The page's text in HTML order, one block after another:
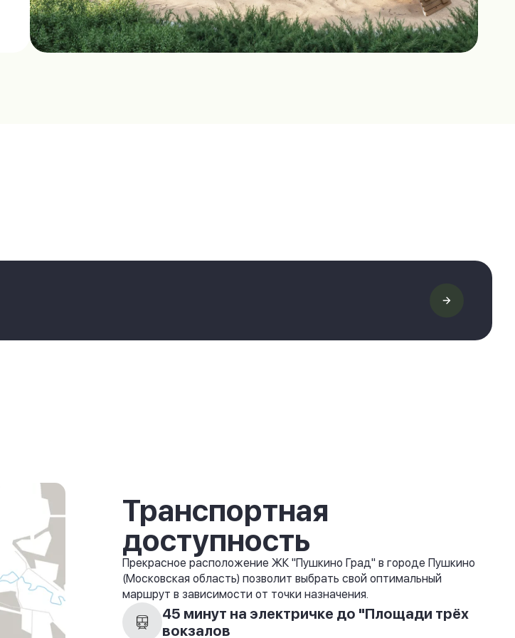
Транспортная
доступность
Прекрасное расположение ЖК "Пушкино Град" в городе Пушкино
(Московская область) позволит выбрать свой оптимальный
маршрут в зависимости от точки назначения.
45 минут на электричке до "Площади трёх
вокзалов